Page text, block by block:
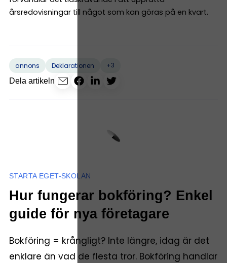
årsredovisningar till något som kan göras på en kvart.
annons Deklarationen
+3
Dela artikeln
STARTA EGET-SKOLAN
Hur fungerar bokföring? Enkel
guide för nya företagare
Bokföring = krångligt? Inte längre, idag är det
enklare än vad de flesta tror. Bokföring handlar